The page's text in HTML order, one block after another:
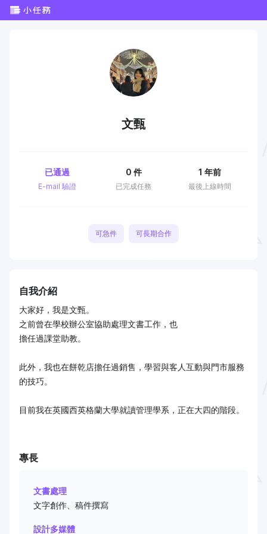
文甄
E-mail 驗證
已通過
已完成任務
0 件
最後上線時間
1 年前
可急件 可長期合作
自我介紹
大家好，我是文甄。
之前曾在學校辦公室協助處理文書工作，也
擔任過課堂助教。
此外，我也在餅乾店擔任過銷售，學習與客人互動與門市服務
的技巧。
目前我在英國西英格蘭大學就讀管理學系，正在大四的階段。
專長
文書處理
文字創作、稿件撰寫
設計多媒體